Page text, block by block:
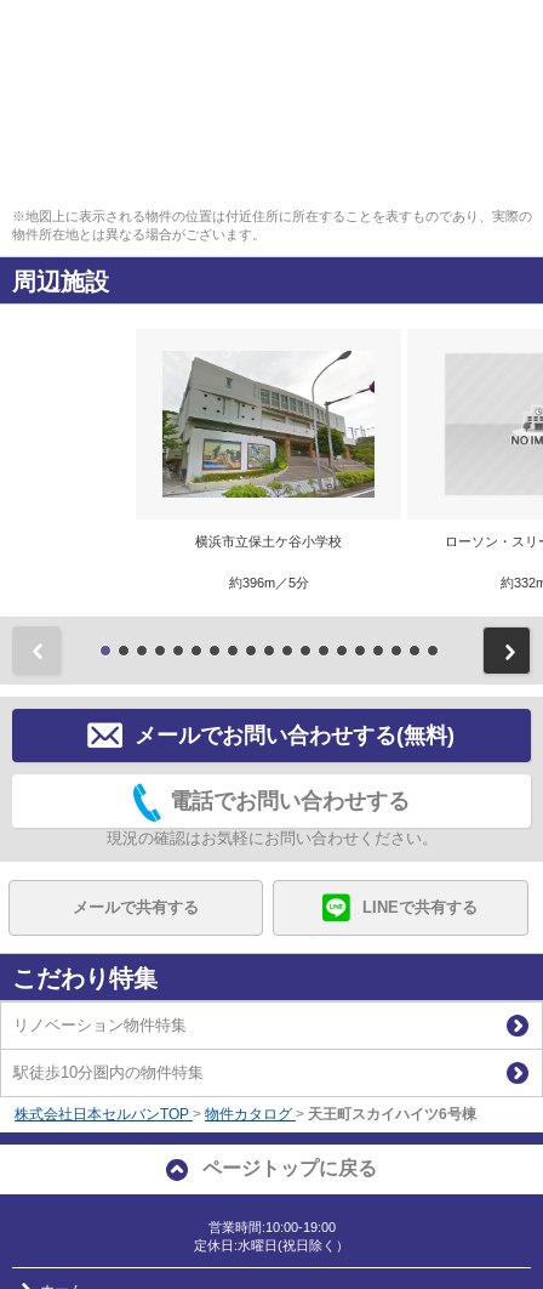
※地図上に表示される物件の位置は付近住所に所在することを表すものであり、実際の
物件所在地とは異なる場合がございます。
周辺施設
横浜市立保土ケ谷小学校
約396m／5分
ローソン・ス
約
メールでお問い合わせする(無料)
電話でお問い合わせする
現況の確認はお気軽にお問い合わせください。
メールで共有する LINEで共有する
こだわり特集
リノベーション物件特集
駅徒歩10分圏内の物件特集
株式会社日本セルバンTOP > 物件カタログ > 天王町スカイハイツ6号棟
ページトップに戻る
営業時間:10:00-19:00
定休日:水曜日(祝日除く）